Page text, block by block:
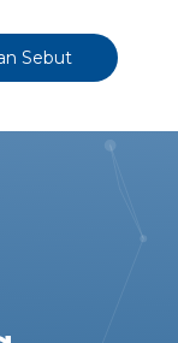
Sebut